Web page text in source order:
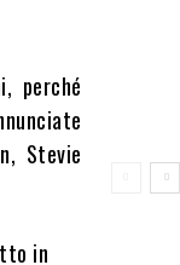
perché
Stevie
in